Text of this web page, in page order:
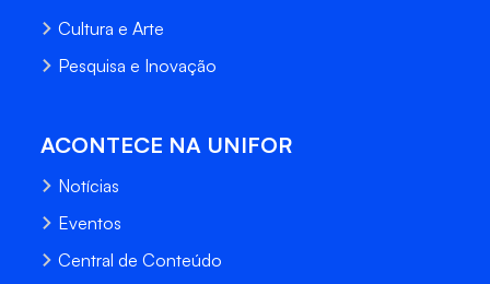
Cultura e Arte
Pesquisa e Inovação
ACONTECE NA UNIFOR
Notícias
Eventos
Central de Conteúdo